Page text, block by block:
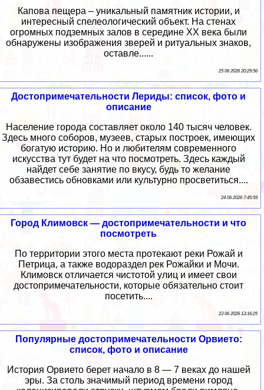
Капова пещера – уникальный памятник истории, и
интересный спелеологический объект. На стенах
огромных подземных залов в середине XX века были
обнаружены изображения зверей и ритуальных знаков,
оставле......
25 06 2026 20:29:56
Достопримечательности Лериды: список, фото и
описание
Население города составляет около 140 тысяч человек.
Здесь много соборов, музеев, старых построек, имеющих
богатую историю. Но и любителям современного
искусства тут будет на что посмотреть. Здесь каждый
найдет себе занятие по вкусу, будь то желание
обзавестись обновками или культурно просветиться....
24 06 2026 7:45:59
Город Климовск — достопримечательности и что
посмотреть
По территории этого места протекают реки Рожай и
Петрица, а также водораздел рек Рожайки и Мочи.
Климовск отличается чистотой улиц и имеет свои
достопримечательности, которые обязательно стоит
посетить....
23 06 2026 13:16:25
Популярные достопримечательности Орвието:
список, фото и описание
История Орвието берет начало в 8 — 7 веках до нашей
эры. За столь значимый период времени город